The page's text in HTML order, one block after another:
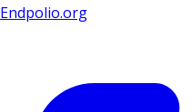
Endpolio.org